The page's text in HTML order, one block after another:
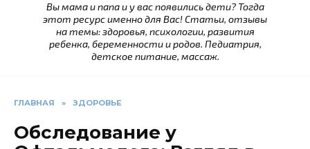
Вы мама и папа и у вас появились дети? Тогда
этот ресурс именно для Вас! Статьи, отзывы
на темы: здоровья, психологии, развития
ребенка, беременности и родов. Педиатрия,
детское питание, массаж.
ГЛАВНАЯ » ЗДОРОВЬЕ
Обследование у